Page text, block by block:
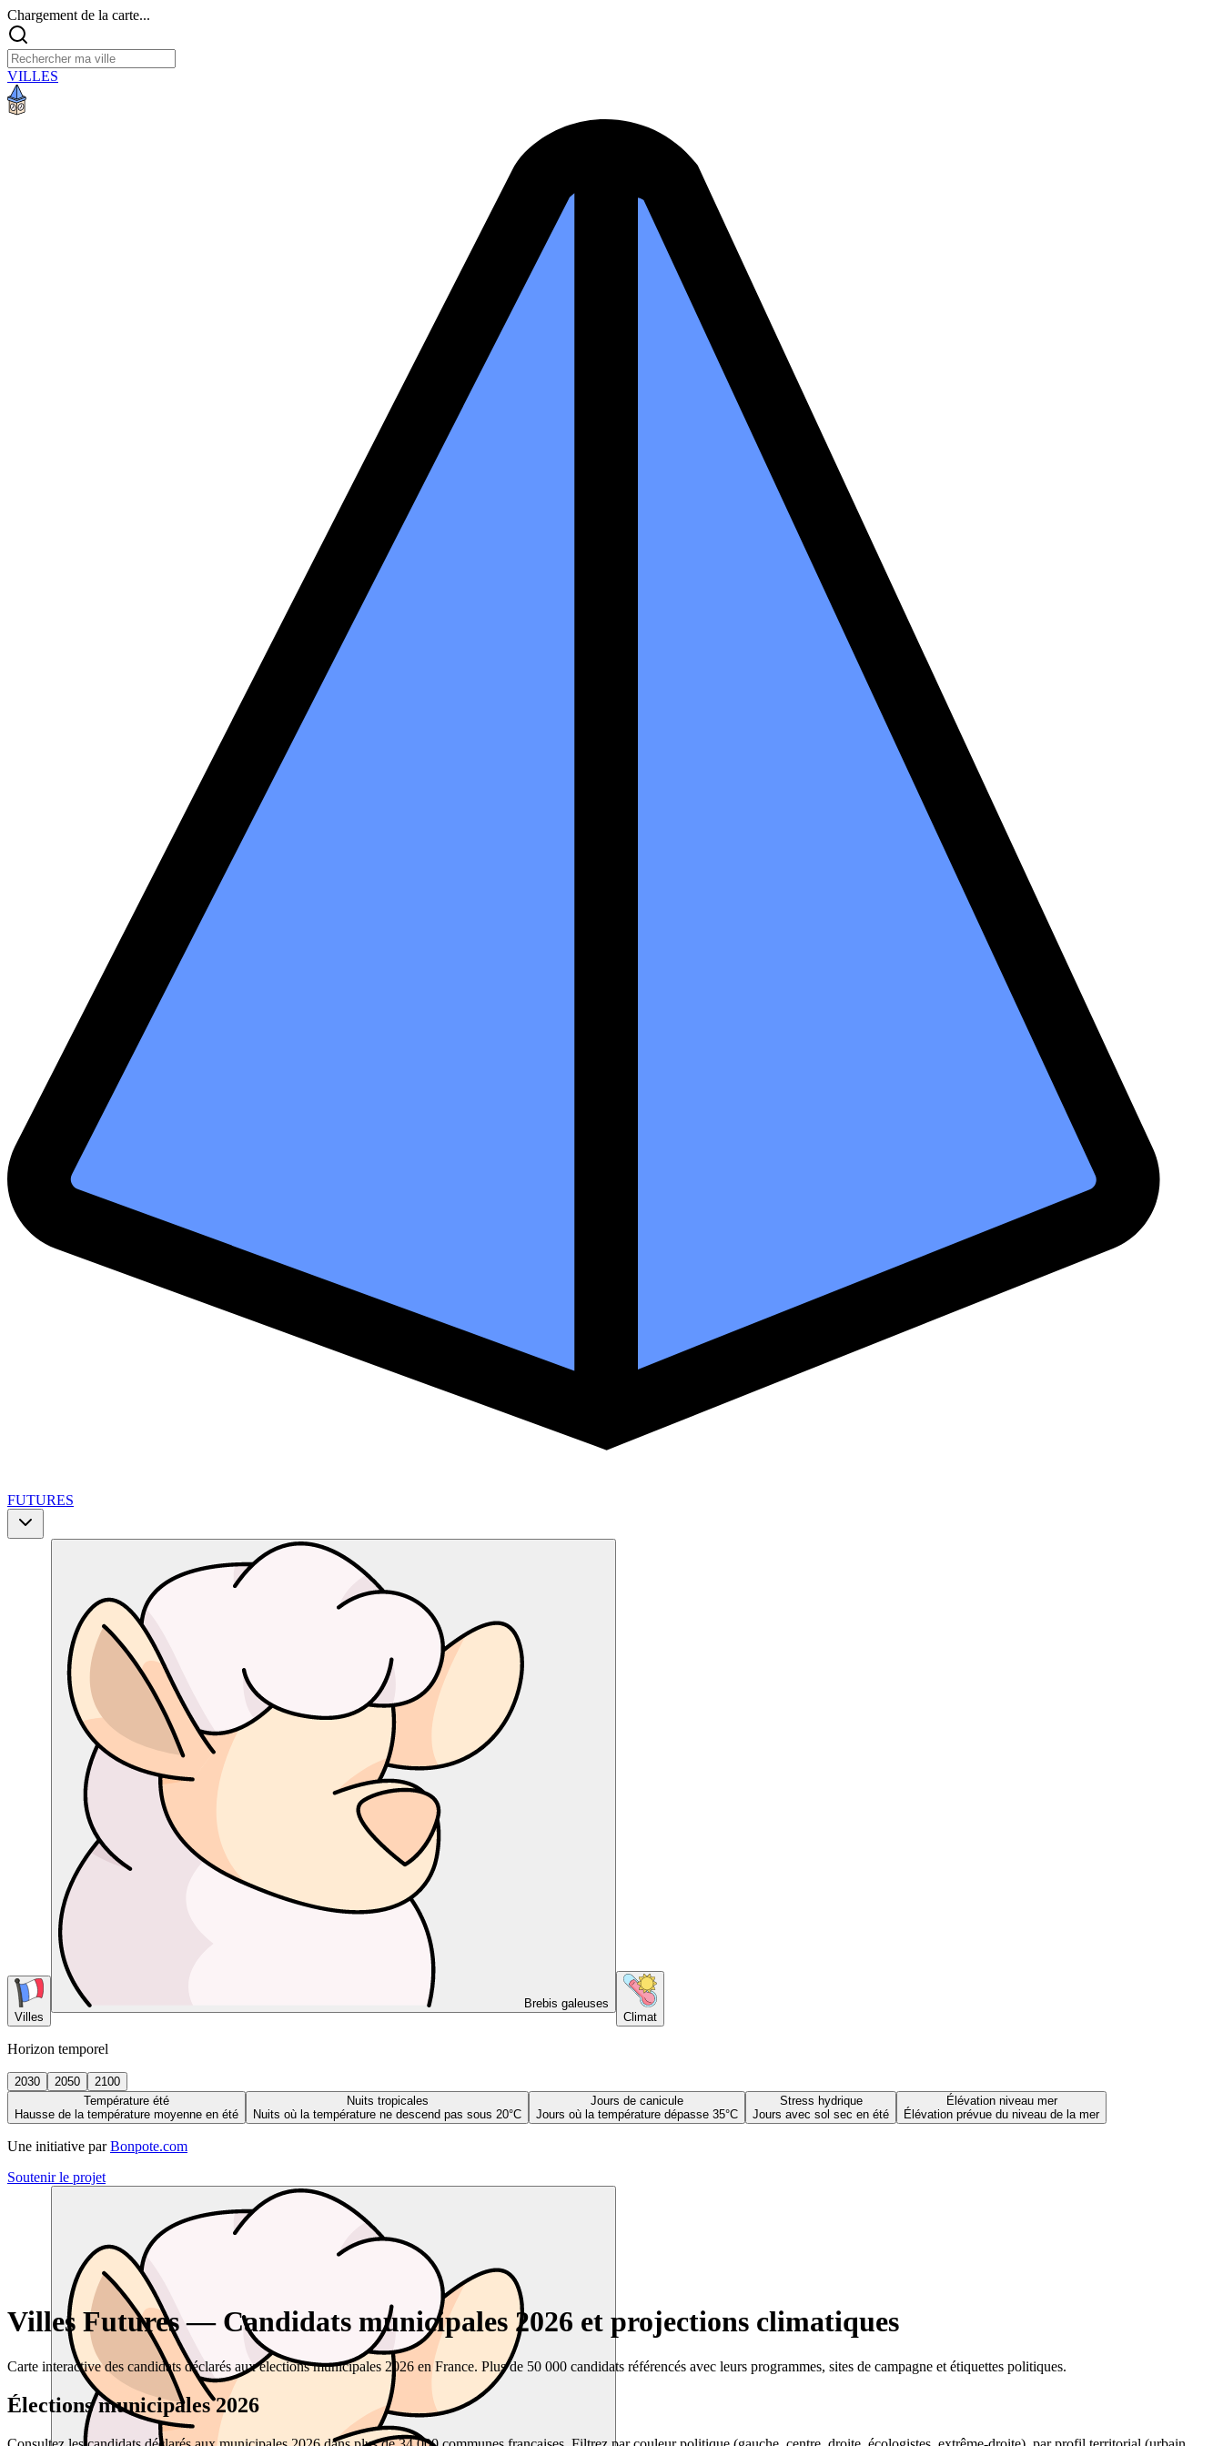
Chargement de la carte...
VILLES
FUTURES
Villes
Brebis galeuses
Climat
Horizon temporel
2030 2050
2100
Température été
Hausse de la température moyenne en été
Nuits tropicales
Nuits où la température ne descend pas sous 20°C
Jours de canicule
Jours où la température dépasse 35°C
Stress hydrique
Jours avec sol sec en été
Élévation niveau mer
Élévation prévue du niveau de la mer
Une initiative par Bonpote.com
Soutenir le projet
Villes Futures — Candidats municipales 2026 et projections climatiques
Carte interactive des candidats déclarés aux élections municipales 2026 en France. Plus de 50 000 candidats référencés avec leurs programmes, sites de campagne et étiquettes politiques.
Élections municipales 2026